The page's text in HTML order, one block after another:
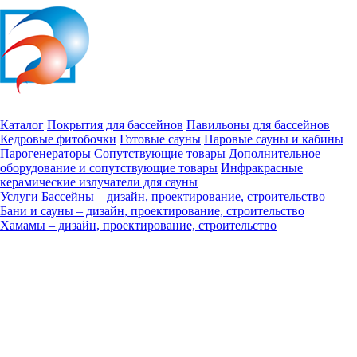
Каталог Покрытия для бассейнов Павильоны для бассейнов
Кедровые фитобочки Готовые сауны Паровые сауны и кабины
Парогенераторы Сопутствующие товары Дополнительное
оборудование и сопутствующие товары Инфракрасные
керамические излучатели для сауны
Услуги Бассейны – дизайн, проектирование, строительство
Бани и сауны – дизайн, проектирование, строительство
Хамамы – дизайн, проектирование, строительство